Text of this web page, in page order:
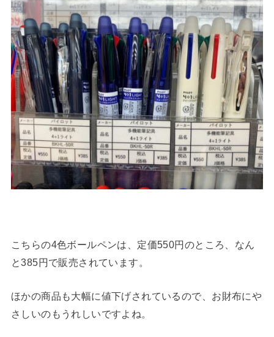
こちらの4色ボールペンは、定価550円のところ、なん
と385円で販売されています。
ほかの商品も大幅に値下げされているので、お財布にや
さしいのもうれしいですよね。